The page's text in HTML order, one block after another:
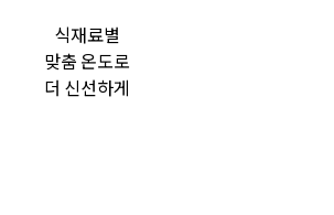
식재료별
맞춤 온도로
더 신선하게